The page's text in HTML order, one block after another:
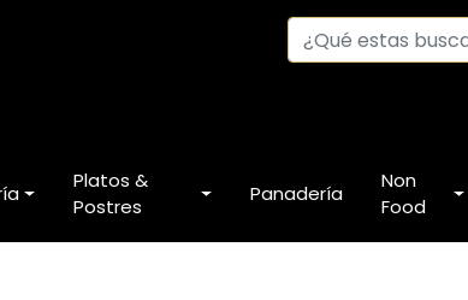
Platos &
Postres
Panadería
Non
Food